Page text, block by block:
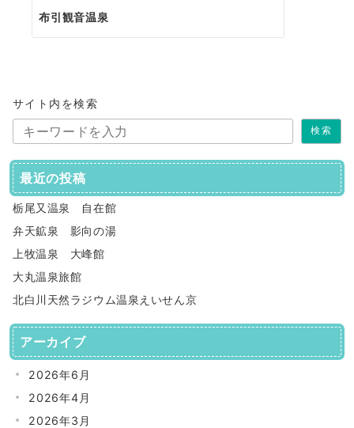
布引観音温泉
サイト内を検索
検索
最近の投稿
栃尾又温泉 自在館
弁天鉱泉 影向の湯
上牧温泉 大峰館
大丸温泉旅館
北白川天然ラジウム温泉えいせん京
アーカイブ
2026年6月
2026年4月
2026年3月